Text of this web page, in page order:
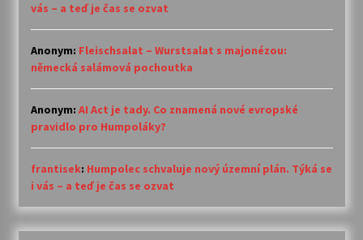
vás – a teď je čas se ozvat
Anonym: Fleischsalat – Wurstsalat s majonézou:
německá salámová pochoutka
Anonym: AI Act je tady. Co znamená nové evropské
pravidlo pro Humpoláky?
frantisek: Humpolec schvaluje nový územní plán. Týká se
i vás – a teď je čas se ozvat